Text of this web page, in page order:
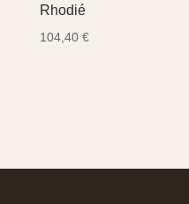
Rhodié
104,40 €